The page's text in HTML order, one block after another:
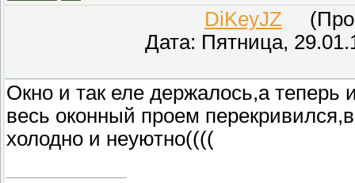
DiKeyJZ
Дата: Пятница,
Окно и так еле держалось,а теперь
весь оконный проем
холодно и неуютно((((